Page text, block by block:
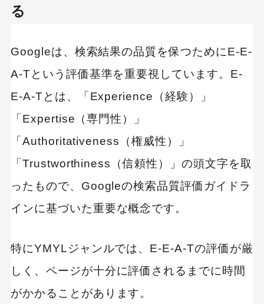
る
Googleは、検索結果の品質を保つためにE-E-
A-Tという評価基準を重要視しています。E-
E-A-Tとは、「Experience（経験）」
「Expertise（専門性）」
「Authoritativeness（権威性）」
「Trustworthiness（信頼性）」の頭文字を取
ったもので、Googleの検索品質評価ガイドラ
インに基づいた重要な概念です。
特にYMYLジャンルでは、E-E-A-Tの評価が厳
しく、ページが十分に評価されるまでに時間
がかかることがあります。